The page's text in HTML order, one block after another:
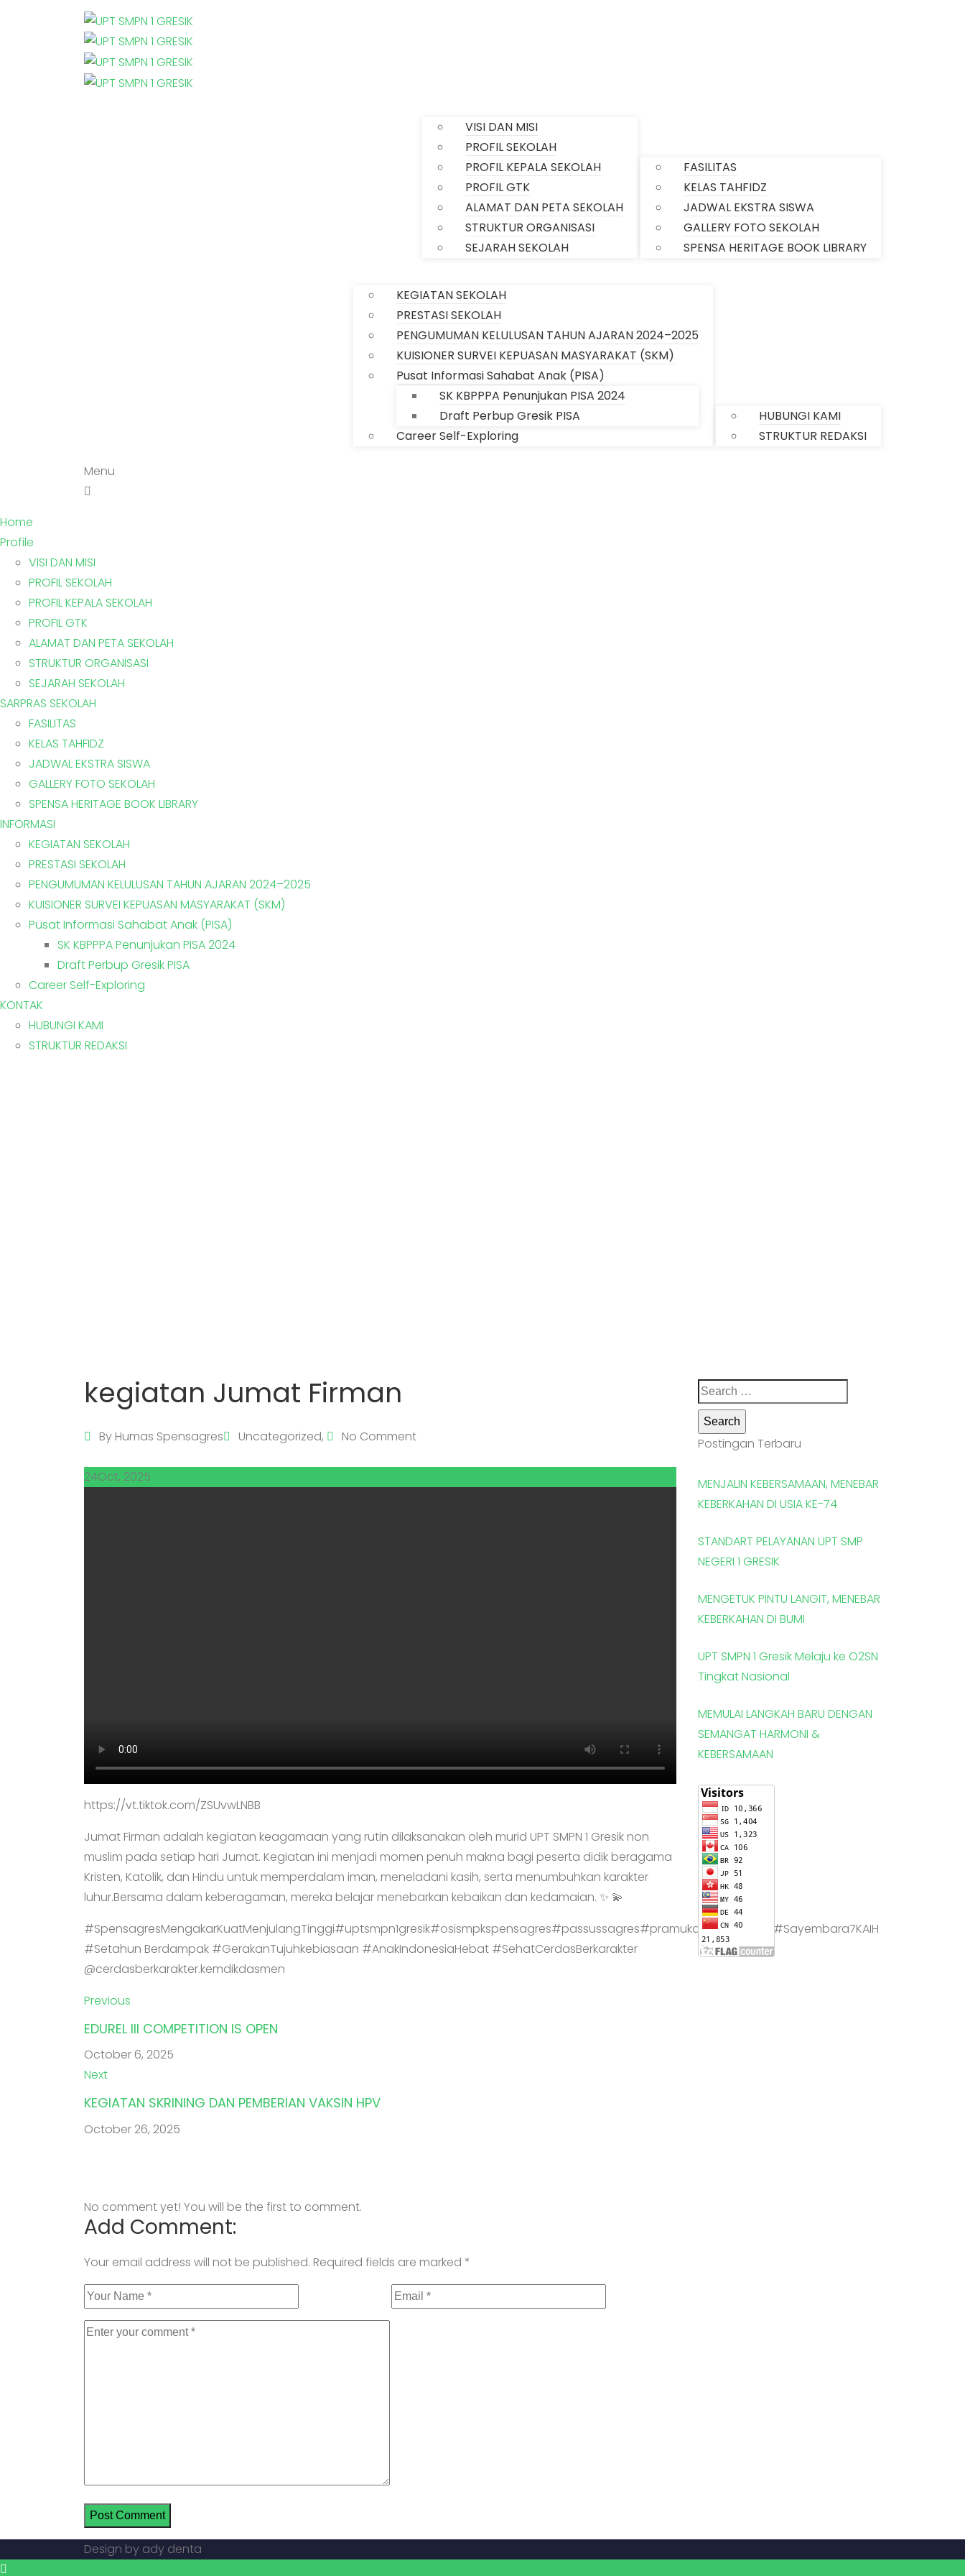
VISI DAN MISI
PROFIL SEKOLAH
PROFIL KEPALA SEKOLAH
PROFIL GTK
ALAMAT DAN PETA SEKOLAH
STRUKTUR ORGANISASI
SEJARAH SEKOLAH
FASILITAS
KELAS TAHFIDZ
JADWAL EKSTRA SISWA
GALLERY FOTO SEKOLAH
SPENSA HERITAGE BOOK LIBRARY
KEGIATAN SEKOLAH
PRESTASI SEKOLAH
PENGUMUMAN KELULUSAN TAHUN AJARAN 2024–2025
KUISIONER SURVEI KEPUASAN MASYARAKAT (SKM)
Pusat Informasi Sahabat Anak (PISA)
SK KBPPPA Penunjukan PISA 2024
Draft Perbup Gresik PISA
Career Self-Exploring
HUBUNGI KAMI
STRUKTUR REDAKSI
Menu
Home
Profile
VISI DAN MISI
PROFIL SEKOLAH
PROFIL KEPALA SEKOLAH
PROFIL GTK
ALAMAT DAN PETA SEKOLAH
STRUKTUR ORGANISASI
SEJARAH SEKOLAH
SARPRAS SEKOLAH
FASILITAS
KELAS TAHFIDZ
JADWAL EKSTRA SISWA
GALLERY FOTO SEKOLAH
SPENSA HERITAGE BOOK LIBRARY
INFORMASI
KEGIATAN SEKOLAH
PRESTASI SEKOLAH
PENGUMUMAN KELULUSAN TAHUN AJARAN 2024–2025
KUISIONER SURVEI KEPUASAN MASYARAKAT (SKM)
Pusat Informasi Sahabat Anak (PISA)
SK KBPPPA Penunjukan PISA 2024
Draft Perbup Gresik PISA
Career Self-Exploring
KONTAK
HUBUNGI KAMI
STRUKTUR REDAKSI
kegiatan Jumat Firman
By Humas Spensagres Uncategorized, No Comment
24Oct, 2025
https://vt.tiktok.com/ZSUvwLNBB
Jumat Firman adalah kegiatan keagamaan yang rutin dilaksanakan oleh murid UPT SMPN 1 Gresik non
muslim pada setiap hari Jumat. Kegiatan ini menjadi momen penuh makna bagi peserta didik beragama
Kristen, Katolik, dan Hindu untuk memperdalam iman, meneladani kasih, serta menumbuhkan karakter
luhur.Bersama dalam keberagaman, mereka belajar menebarkan kebaikan dan kedamaian. ✨ 💫
#SpensagresMengakarKuatMenjulangTinggi#uptsmpn1gresik#osismpkspensagres#passussagres#pramuka_spensagres#Sayembara7KAIH
#Setahun Berdampak #GerakanTujuhkebiasaan #AnakIndonesiaHebat #SehatCerdasBerkarakter
@cerdasberkarakter.kemdikdasmen
Previous
EDUREL III COMPETITION IS OPEN
October 6, 2025
Next
KEGIATAN SKRINING DAN PEMBERIAN VAKSIN HPV
October 26, 2025
No comment yet! You will be the first to comment.
Add Comment:
Your email address will not be published. Required fields are marked *
Search
for:
Postingan Terbaru
MENJALIN KEBERSAMAAN, MENEBAR
KEBERKAHAN DI USIA KE-74
STANDART PELAYANAN UPT SMP
NEGERI 1 GRESIK
MENGETUK PINTU LANGIT, MENEBAR
KEBERKAHAN DI BUMI
UPT SMPN 1 Gresik Melaju ke O2SN
Tingkat Nasional
MEMULAI LANGKAH BARU DENGAN
SEMANGAT HARMONI &
KEBERSAMAAN
Design by ady denta